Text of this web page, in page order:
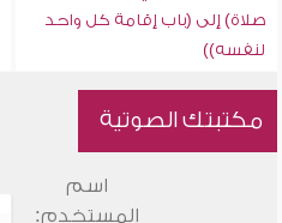
صلاة) إلى (باب إقامة كل واحد
لنفسه))
مكتبتك الصوتية
اسم
المستخدم: